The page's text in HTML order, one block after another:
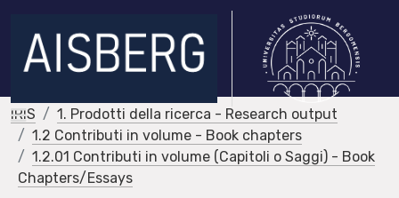
IRIS
1. Prodotti della ricerca - Research output
1.2 Contributi in volume - Book chapters
1.2.01 Contributi in volume (Capitoli o Saggi) - Book
Chapters/Essays